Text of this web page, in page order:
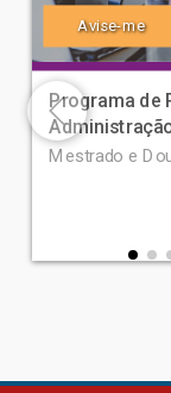
Avise-me
Programa de
Mestrado e